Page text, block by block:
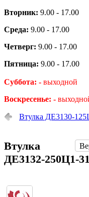
Вторник: 9.00 - 17.00
Среда: 9.00 - 17.00
Четверг: 9.00 - 17.00
Пятница: 9.00 - 17.00
Суббота: - выходной
Воскресенье: -
Втулка ДЕ3130-
Втулка
ДЕ3132-250Ц1-